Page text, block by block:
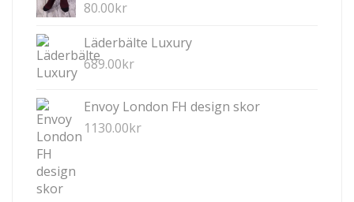
80.00kr
Läderbälte Luxury
689.00kr
Envoy London FH design skor
1130.00kr